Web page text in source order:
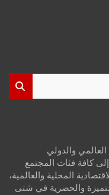
والدولي
كافة فئات المجتمع
المحلية والعالمية،
والحصرية في شتى